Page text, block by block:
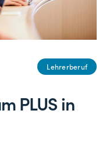
Lehrerberuf
PLUS in